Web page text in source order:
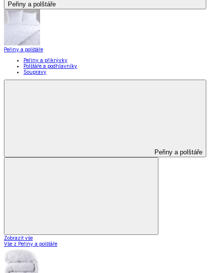
Peřiny a polštáře
Peřiny a polštáře
Peřiny a přikrývky
Polštáře a podhlavníky
Soupravy
Peřiny a polštáře
Zobrazit vše
Vše z Peřiny a polštáře